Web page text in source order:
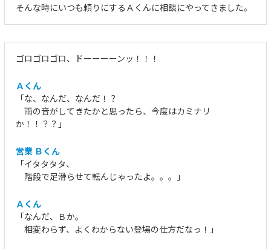
そんな時にいつも頼りにするＡくんに相談にやってきました。
ゴロゴロゴロ、ドーーーーンッ！！！
Ａくん
「な、なんだ、なんだ！？
雨の音がしてきたかと思ったら、今度はカミナリ
か！！？？」
営業 Ｂくん
「イタタタタ、
階段で足滑らせて転んじゃったよ。。。」
Ａくん
「なんだ、Ｂか。
相変わらず、よくわからない登場の仕方だなっ！」